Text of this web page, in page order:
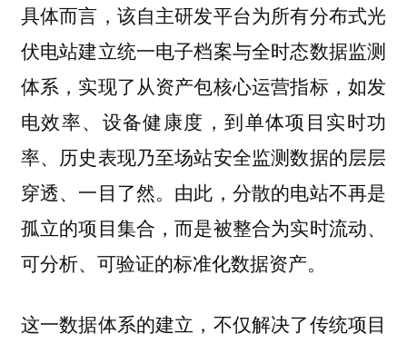
具体而言，该自主研发平台为所有分布式光
伏电站建立统一电子档案与全时态数据监测
体系，实现了从资产包核心运营指标，如发
电效率、设备健康度，到单体项目实时功
率、历史表现乃至场站安全监测数据的层层
穿透、一目了然。由此，分散的电站不再是
孤立的项目集合，而是被整合为实时流动、
可分析、可验证的标准化数据资产。
这一数据体系的建立，不仅解决了传统项目